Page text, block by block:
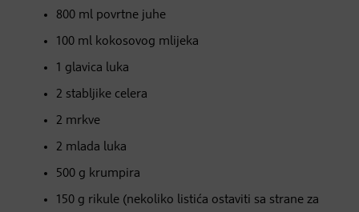
800 ml povrtne juhe
100 ml kokosovog mlijeka
1 glavica luka
2 stabljike celera
2 mrkve
2 mlada luka
500 g krumpira
150 g rikule (nekoliko listića ostaviti sa strane za